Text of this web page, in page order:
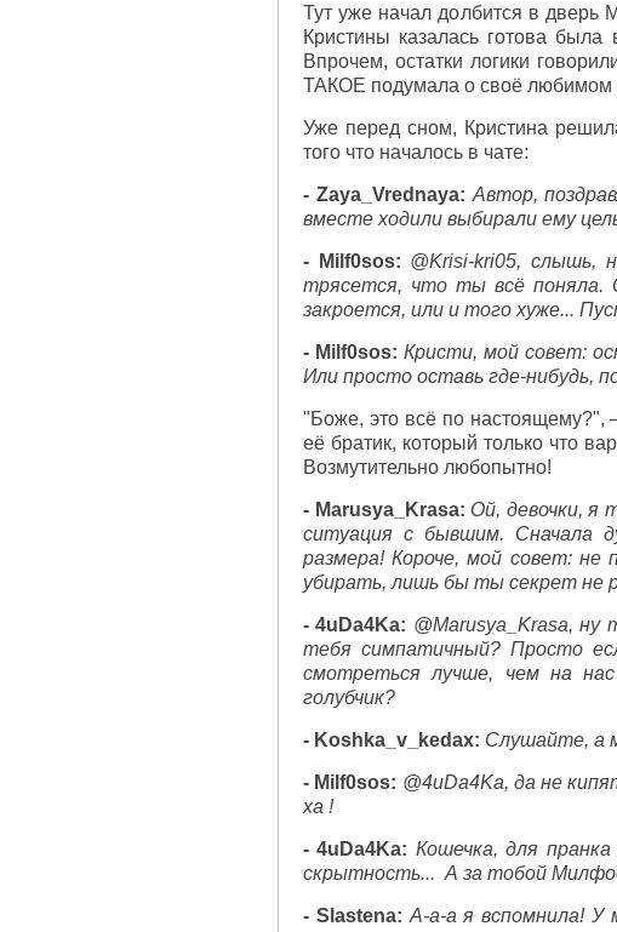
Тут уже начал долбится в дверь
Кристины казалась готова была
Впрочем, остатки логики
ТАКОЕ подумала о своё любимом
Уже перед сном, Кристина
того что началось в чате:
- Zaya_Vrednaya: Автор,
вместе ходили выбирали ему
- Milf0sos: @Krisi-kri05, слышь,
трясется, что ты всё поняла.
закроется, или и того хуже...
- Milf0sos: Кристи, мой совет:
Или просто оставь где-нибудь,
"Боже, это всё по
её братик, который только что
Возмутительно любопытно!
- Marusya_Krasa: Ой, девочки, я
ситуация с бывшим. Сначала
размера! Короче, мой совет:
убирать, лишь бы ты секрет не
- 4uDa4Ka: @Marusya_Krasa, ну
тебя симпатичный? Просто
смотреться лучше, чем на
голубчик?
- Koshka_v_kedax: Слушайте, а
- Milf0sos: @4uDa4Ka, да не
ха !
- 4uDa4Ka: Кошечка, для
скрытность... А за тобой
- Slastena: А-а-а я вспомнила! У